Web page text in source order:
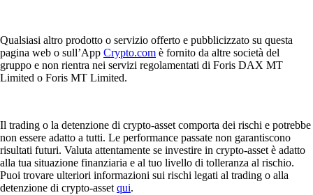
Qualsiasi altro prodotto o servizio offerto e pubblicizzato su questa
pagina web o sull’App Crypto.com è fornito da altre società del
gruppo e non rientra nei servizi regolamentati di Foris DAX MT
Limited o Foris MT Limited.
Il trading o la detenzione di crypto-asset comporta dei rischi e potrebbe
non essere adatto a tutti. Le performance passate non garantiscono
risultati futuri. Valuta attentamente se investire in crypto-asset è adatto
alla tua situazione finanziaria e al tuo livello di tolleranza al rischio.
Puoi trovare ulteriori informazioni sui rischi legati al trading o alla
detenzione di crypto-asset qui.